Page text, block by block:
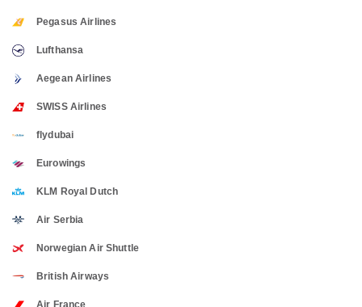
Pegasus Airlines
Lufthansa
Aegean Airlines
SWISS Airlines
flydubai
Eurowings
KLM Royal Dutch
Air Serbia
Norwegian Air Shuttle
British Airways
Air France